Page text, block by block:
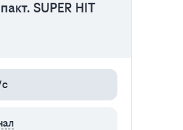
SUPER HIT